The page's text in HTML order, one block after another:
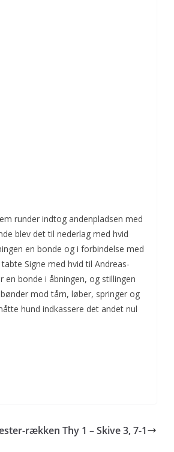
runder indtog andenpladsen med
blev det til nederlag med hvid
en bonde og i forbindelse med
Signe med hvid til Andreas-
en bonde i åbningen, og stillingen
mod tårn, løber, springer og
hund indkassere det andet nul
rækken Thy 1 – Skive 3, 7-1